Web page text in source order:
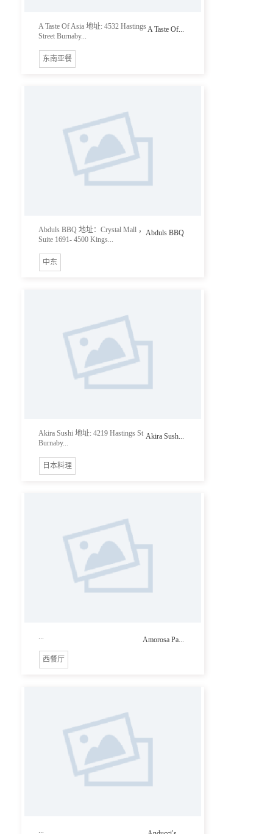
A Taste Of...
A Taste Of Asia 地址: 4532 Hastings
Street Burnaby...
东南亚餐
Abduls BBQ
Abduls BBQ 地址：Crystal Mall ，
Suite 1691- 4500 Kings...
中东
Akira Sush...
Akira Sushi 地址: 4219 Hastings St
Burnaby...
日本料理
Amorosa Pa...
西餐厅